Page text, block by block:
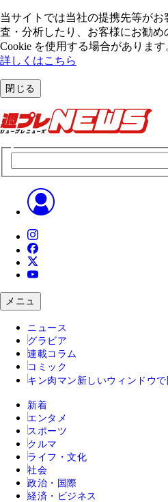
当サイトでは当社の提携先等が
査・分析したり、お客様にお勧
Cookie を使⽤する場合があります
詳しくはこちら
閉じる
メニュ
ニュース
グラビア
連載コラム
コミック
キン肉マン 新しいウィンドウで
新着
エンタメ
スポーツ
クルマ
ライフ・文化
社会
政治・国際
経済・ビジネス